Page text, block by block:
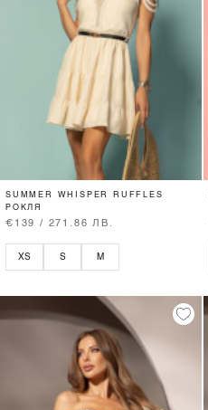
SUMMER WHISPER RUFFLES
РОКЛЯ
€139 / 271.86 ЛВ.
XS S M